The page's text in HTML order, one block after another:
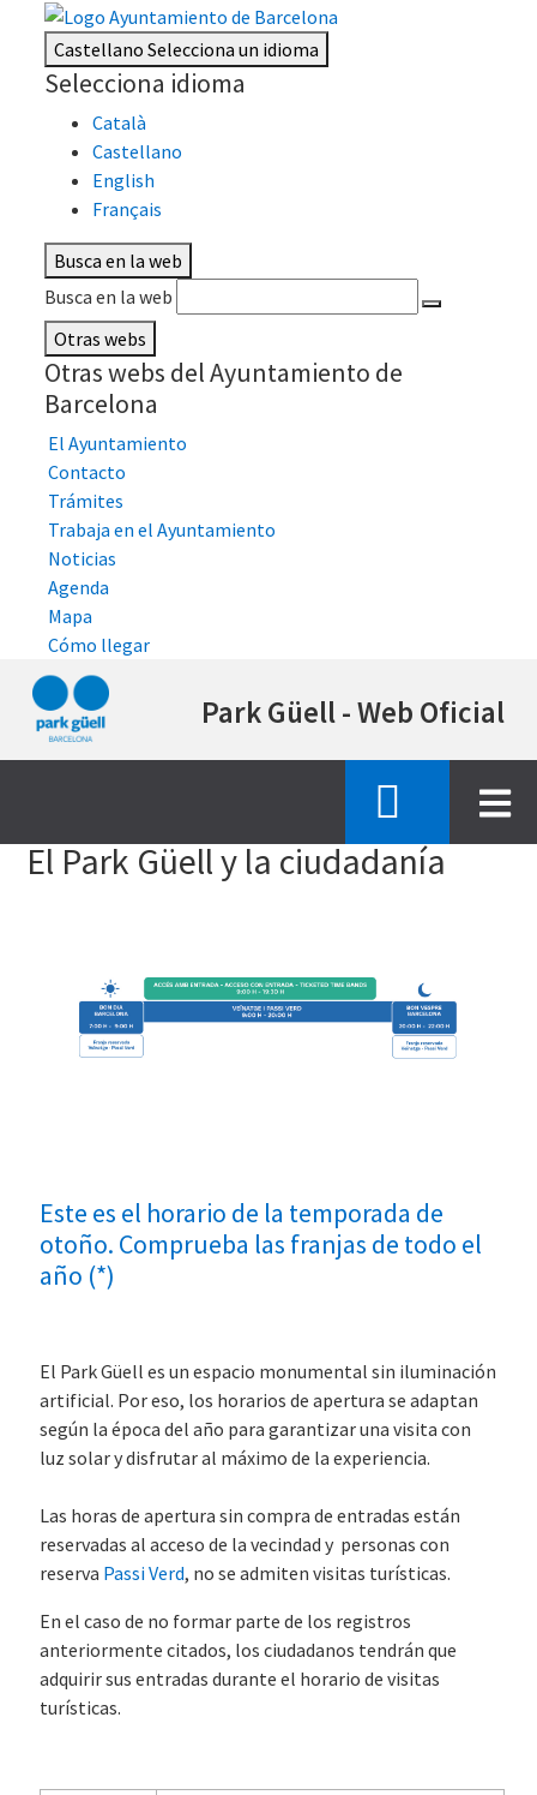
CastellanoSelecciona un idioma
Selecciona idioma
Català
Castellano
English
Français
Busca en la web
Busca en la web
Otras webs
Otras webs del Ayuntamiento de
Barcelona
El Ayuntamiento
Contacto
Trámites
Trabaja en el Ayuntamiento
Noticias
Agenda
Mapa
Cómo llegar
al
principal
Park Güell - Web Oficial
El Park Güell y la ciudadanía
Este es el horario de la temporada de
otoño. Comprueba las franjas de todo el
año (*)
El Park Güell es un espacio monumental sin iluminación
artificial. Por eso, los horarios de apertura se adaptan
según la época del año para garantizar una visita con
luz solar y disfrutar al máximo de la experiencia.
Las horas de apertura sin compra de entradas están
reservadas al acceso de la vecindad y personas con
reserva Passi Verd, no se admiten visitas turísticas.
En el caso de no formar parte de los registros
anteriormente citados, los ciudadanos tendrán que
adquirir sus entradas durante el horario de visitas
turísticas.